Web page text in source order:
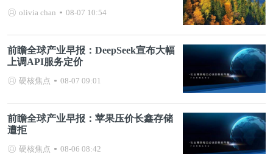
olivia chan 08-07 10:54
前瞻全球产业早报：DeepSeek宣布大幅
上调API服务定价
硬核焦点 08-07 09:01
前瞻全球产业早报：苹果压价长鑫存储
遭拒
硬核焦点 08-06 08:42